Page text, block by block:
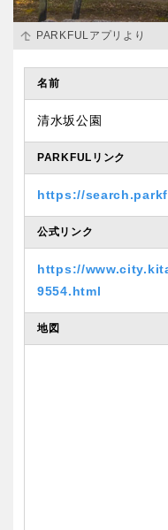
PARKFULアプリより
名前
清水坂公園
PARKFULリンク
https://
公式リンク
https://
9554.html
地図